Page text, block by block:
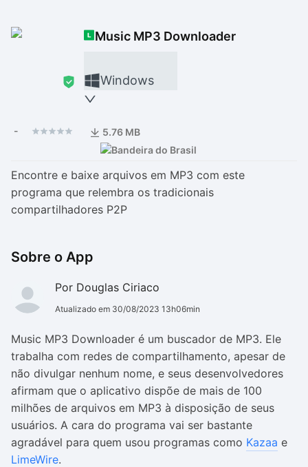
Music MP3 Downloader
Windows
- 5.76 MB
Encontre e baixe arquivos em MP3 com este
programa que relembra os tradicionais
compartilhadores P2P
Sobre o App
Por Douglas Ciriaco
Atualizado em 30/08/2023 13h06min
Music MP3 Downloader é um buscador de MP3. Ele
trabalha com redes de compartilhamento, apesar de
não divulgar nenhum nome, e seus desenvolvedores
afirmam que o aplicativo dispõe de mais de 100
milhões de arquivos em MP3 à disposição de seus
usuários. A cara do programa vai ser bastante
agradável para quem usou programas como Kazaa e
LimeWire.